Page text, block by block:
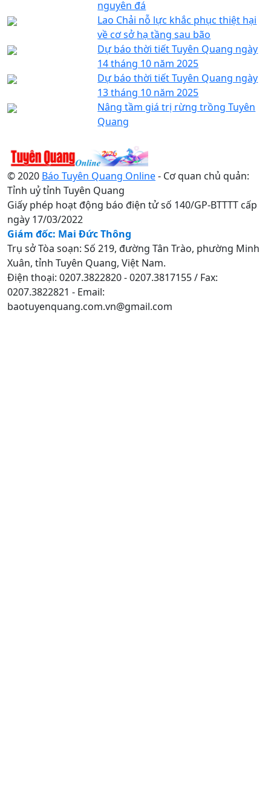
nguyên đá
Lao Chải nỗ lực khắc phục thiệt hại
về cơ sở hạ tầng sau bão
Dự báo thời tiết Tuyên Quang ngày
14 tháng 10 năm 2025
Dự báo thời tiết Tuyên Quang ngày
13 tháng 10 năm 2025
Nâng tầm giá trị rừng trồng Tuyên
Quang
© 2020 Báo Tuyên Quang Online- Cơ quan chủ quản:
Tỉnh uỷ tỉnh Tuyên Quang
Giấy phép hoạt động báo điện tử số 140/GP-BTTTT cấp
ngày 17/03/2022
Giám đốc: Mai Đức Thông
Trụ sở Tòa soạn: Số 219, đường Tân Trào, phường Minh
Xuân, tỉnh Tuyên Quang, Việt Nam.
Điện thoại: 0207.3822820 - 0207.3817155 / Fax:
0207.3822821 - Email:
baotuyenquang.com.vn@gmail.com